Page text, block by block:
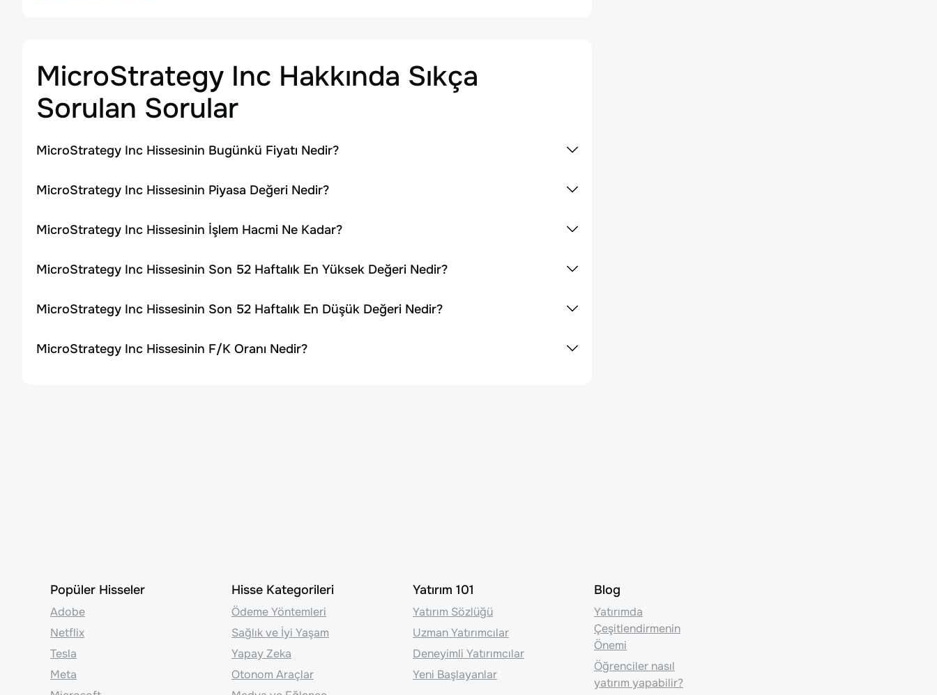
MicroStrategy Inc Hakkında Sıkça
Sorulan Sorular
MicroStrategy Inc Hissesinin Bugünkü Fiyatı Nedir?
MicroStrategy Inc Hissesinin Piyasa Değeri Nedir?
MicroStrategy Inc Hissesinin İşlem Hacmi Ne Kadar?
MicroStrategy Inc Hissesinin Son 52 Haftalık En Yüksek Değeri Nedir?
MicroStrategy Inc Hissesinin Son 52 Haftalık En Düşük Değeri Nedir?
MicroStrategy Inc Hissesinin F/K Oranı Nedir?
Popüler Hisseler
Adobe
Netflix
Tesla
Meta
Hisse Kategorileri
Ödeme Yöntemleri
Sağlık ve İyi Yaşam
Yapay Zeka
Otonom Araçlar
Yatırım 101
Yatırım Sözlüğü
Uzman Yatırımcılar
Deneyimli Yatırımcılar
Yeni Başlayanlar
Blog
Yatırımda
Çeşitlendirmenin
Önemi
Öğrenciler nasıl
yatırım yapabilir?